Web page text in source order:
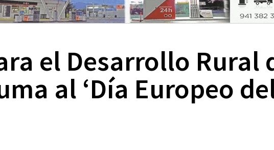
el Desarrollo Rural
al ‘Día Europeo